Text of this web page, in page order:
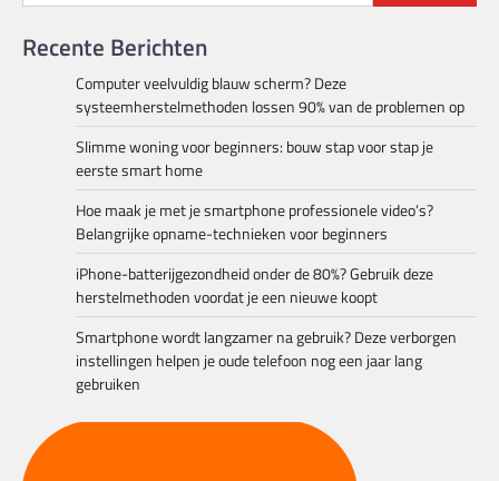
Recente Berichten
Computer veelvuldig blauw scherm? Deze
systeemherstelmethoden lossen 90% van de problemen op
Slimme woning voor beginners: bouw stap voor stap je
eerste smart home
Hoe maak je met je smartphone professionele video’s?
Belangrijke opname-technieken voor beginners
iPhone-batterijgezondheid onder de 80%? Gebruik deze
herstelmethoden voordat je een nieuwe koopt
Smartphone wordt langzamer na gebruik? Deze verborgen
instellingen helpen je oude telefoon nog een jaar lang
gebruiken